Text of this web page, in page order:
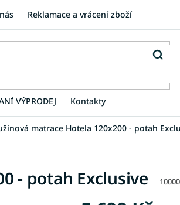
Reklamace a vrácení zboží
VÝPRODEJ Kontakty
matrace Hotela 120x200 - potah
- potah Exclusive